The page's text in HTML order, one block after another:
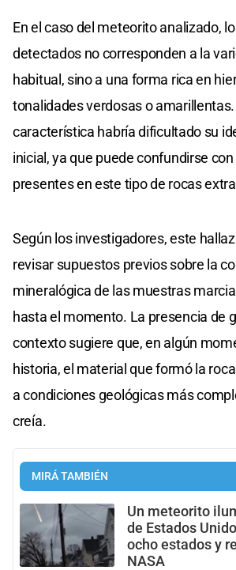
En el caso del meteorito analizado,
detectados no corresponden a la
habitual, sino a una forma rica en
tonalidades verdosas o
característica habría dificultado su
inicial, ya que puede confundirse
presentes en este tipo de rocas
Según los investigadores, este
revisar supuestos previos sobre la
mineralógica de las muestras
hasta el momento. La presencia de
contexto sugiere que, en algún
historia, el material que formó la
a condiciones geológicas más
creía.
MIRÁ TAMBIÉN
Un meteorito
de Estados
ocho estados y
NASA